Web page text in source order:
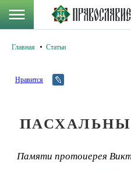
Главная Статьи
Нравится
Памяти протоиерея